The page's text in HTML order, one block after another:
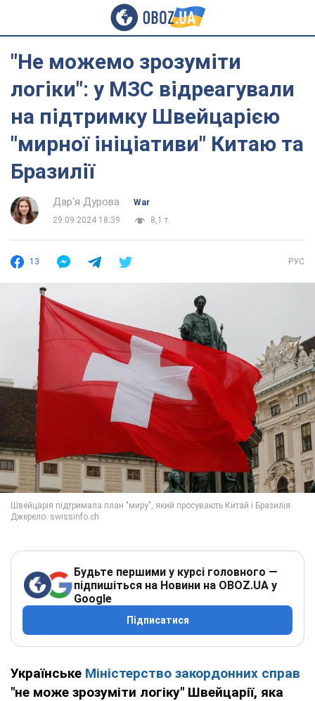
"Не можемо зрозуміти
логіки": у МЗС відреагували
на підтримку Швейцарією
"мирної ініціативи" Китаю та
Бразилії
Дар'я Дурова
War
29.09.2024 18:39
8,1 т.
13 РУС
Будьте першими у курсі головного —
підпишіться на Новини на OBOZ.UA у
Google
Підписатися
Українське Міністерство закордонних справ
"не може зрозуміти логіку" Швейцарії, яка